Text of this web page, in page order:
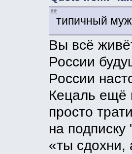
типичный
Вы всё
России
России
Кецаль ещё
просто
на
«ты сдохни,